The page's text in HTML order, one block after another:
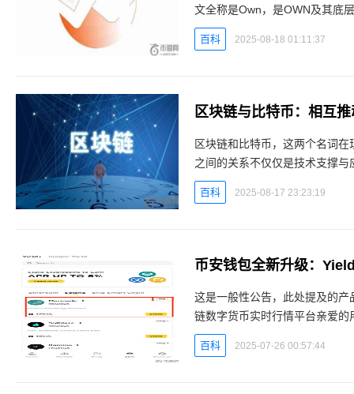
文全称是Own，是OWN及其底
层网络的实用性代币。在Own
百科 2025-08-18 01:11:37
区块链与比特币：相互
区块链和比特币，这两个名词
之间的关系不仅仅是技术支撑
DUK数字认知网 - 区块链数字
百科 2025-08-17 23:23:19
币安钱包全新升级：
这是一般性公告，此处提及的
链数字货币实时行情平台亲爱
包推出新版Yield+，一款链上收
百科 2025-07-26 00:57:44